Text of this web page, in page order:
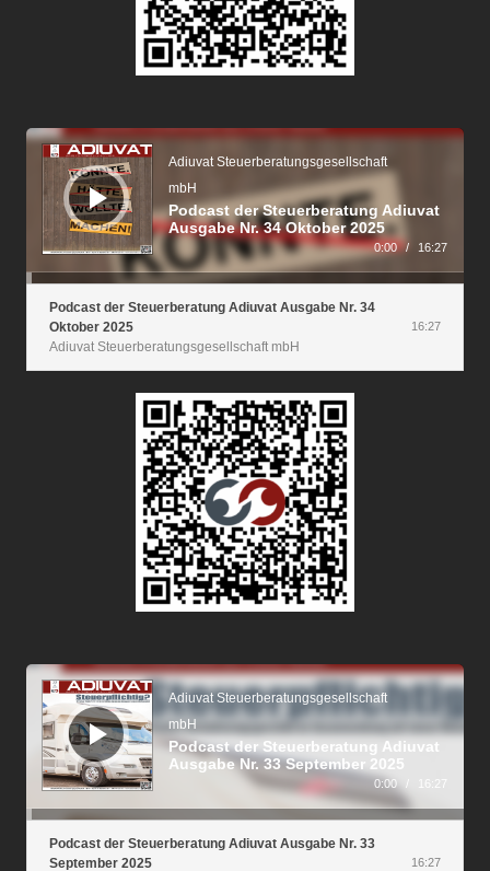
Audio-
Player
Adiuvat Steuerberatungsgesellschaft
mbH
Podcast der Steuerberatung Adiuvat
Ausgabe Nr. 34 Oktober 2025
0:00 / 16:27
Podcast der Steuerberatung Adiuvat Ausgabe Nr. 34
Oktober 2025
Adiuvat Steuerberatungsgesellschaft mbH
16:27
Audio-
Player
Adiuvat Steuerberatungsgesellschaft
mbH
Podcast der Steuerberatung Adiuvat
Ausgabe Nr. 33 September 2025
0:00 / 16:27
Podcast der Steuerberatung Adiuvat Ausgabe Nr. 33
September 2025
16:27